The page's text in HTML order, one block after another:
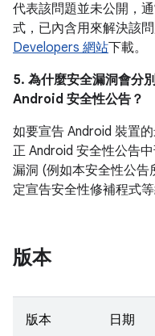
代表該問題並未公開，
式，已內含用來解決該
Developers 網站下載。
5. 為什麼安全漏洞會分
Android 安全性公告？
如要宣告 Android 裝置
正 Android 安全性公告
漏洞 (例如本安全性公告
定宣告安全性修補程式等
版本
版本 日期